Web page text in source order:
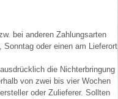
bei anderen Zahlungsarten
oder einen am Lieferort
die Nichterbringung
von zwei bis vier Wochen
oder Zulieferer. Sollten